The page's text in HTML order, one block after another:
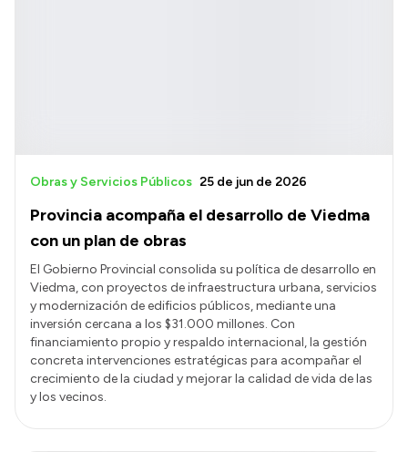
Provincia acompaña el desarrollo de Viedma
con un plan de obras
Obras y Servicios Públicos 25 de jun de 2026
El Gobierno Provincial consolida su política de desarrollo en
Viedma, con proyectos de infraestructura urbana, servicios
y modernización de edificios públicos, mediante una
inversión cercana a los $31.000 millones. Con
financiamiento propio y respaldo internacional, la gestión
concreta intervenciones estratégicas para acompañar el
crecimiento de la ciudad y mejorar la calidad de vida de las
y los vecinos.